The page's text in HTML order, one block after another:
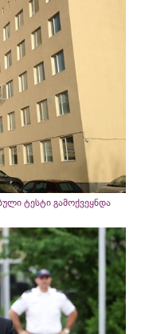
ტესტი გამოქვეყნდა